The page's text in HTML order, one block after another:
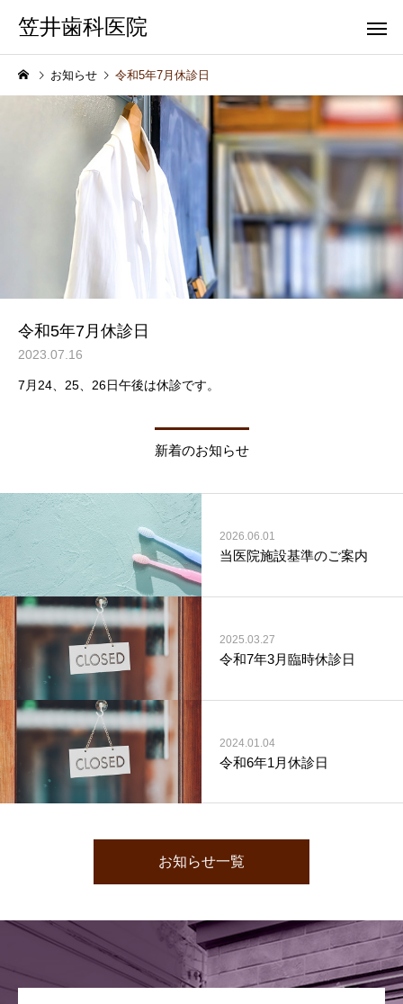
笠井歯科医院
一般歯科 歯科健
お知らせ 令和5年7月休診日
令和5年7月休診日
2023.07.16
7月24、25、26日午後は休診です。
新着のお知らせ
2026.06.01
当医院施設基準のご案内
2025.03.27
令和7年3月臨時休診日
2024.01.04
令和6年1月休診日
お知らせ一覧